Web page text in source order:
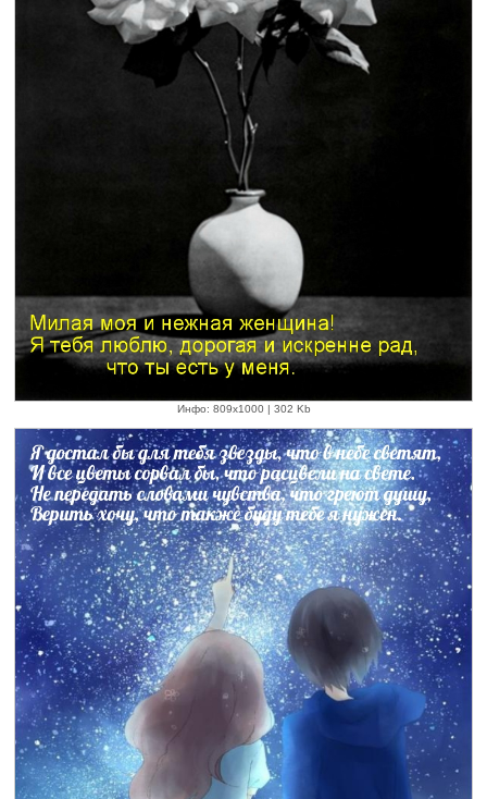
Инфо: 809х1000 | 302 Kb